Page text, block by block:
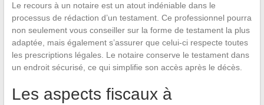
Le recours à un notaire est un atout indéniable dans le
processus de rédaction d’un testament. Ce professionnel pourra
non seulement vous conseiller sur la forme de testament la plus
adaptée, mais également s’assurer que celui-ci respecte toutes
les prescriptions légales. Le notaire conserve le testament dans
un endroit sécurisé, ce qui simplifie son accès après le décès.
Les aspects fiscaux à